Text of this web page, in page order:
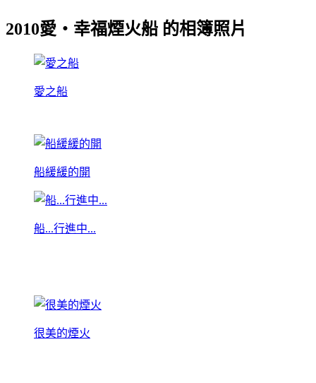
2010愛‧幸福煙火船 的相簿照片
愛之船
船緩緩的開
船...行進中...
很美的煙火